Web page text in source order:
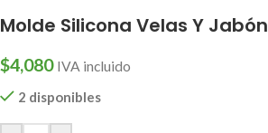
Molde Silicona Velas Y
$4,080 IVA incluido
2 disponibles